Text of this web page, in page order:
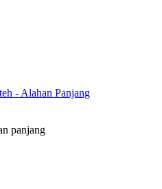
- Alahan Panjang
panjang